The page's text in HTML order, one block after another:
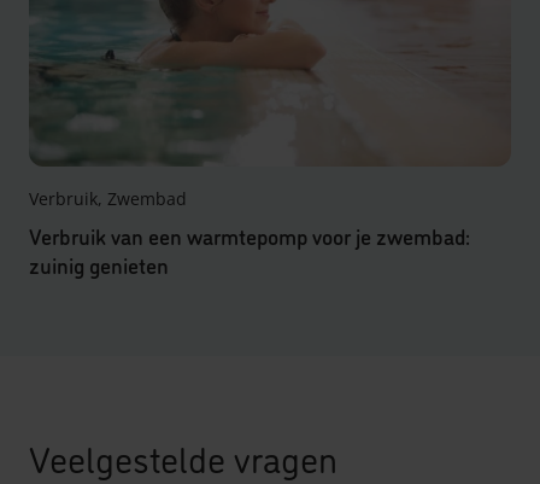
Verbruik, Zwembad
Verbruik van een warmtepomp voor je zwembad:
zuinig genieten
Veelgestelde vragen